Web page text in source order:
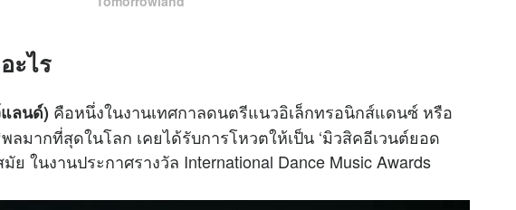
ะไร
ลนด์) คือหนึ่งในงานเทศกาลดนตรีแนวอิเล็กทรอนิกส์แดนซ์ หรือ
มากที่สุดในโลก เคยได้รับการโหวตให้เป็น ‘มิวสิคอีเวนต์ยอด
ย ในงานประกาศรางวัล International Dance Music Awards